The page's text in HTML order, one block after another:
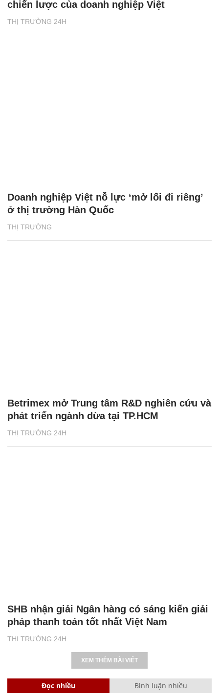
THỊ TRƯỜNG 24H
chiến lược của doanh nghiệp Việt
THỊ TRƯỜNG
Doanh nghiệp Việt nỗ lực ‘mở lối đi riêng’
ở thị trường Hàn Quốc
THỊ TRƯỜNG 24H
Betrimex mở Trung tâm R&D nghiên cứu và
phát triển ngành dừa tại TP.HCM
THỊ TRƯỜNG 24H
SHB nhận giải Ngân hàng có sáng kiến giải
pháp thanh toán tốt nhất Việt Nam
XEM THÊM BÀI VIẾT
Đọc nhiều Bình luận nhiều